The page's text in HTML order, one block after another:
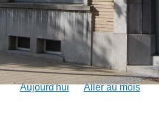
Aujourd'hui Aller au mois